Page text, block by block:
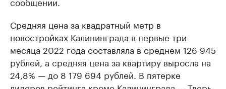
Средняя цена за квадратный метр в
новостройках Калининграда в первые три
месяца 2022 года составляла в среднем 126 945
рублей, а средняя цена за квартиру выросла на
24,8% — до 8 179 694 рублей. В пятерке